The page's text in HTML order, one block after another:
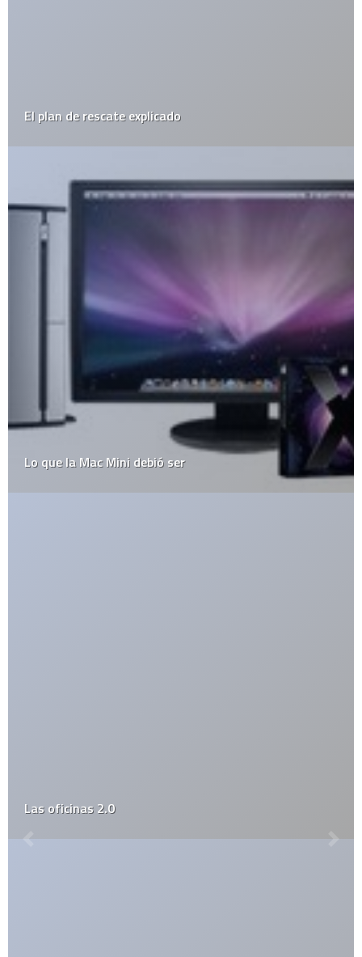
¿Va a llover?
¿Cómo se ve el Burj Dubai actualmente?
Se viene la era de hielo en el 2010